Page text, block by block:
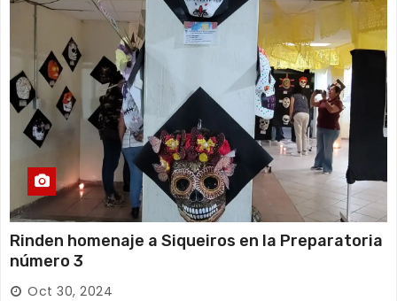
Rinden homenaje a Siqueiros en la Preparatoria
número 3
Oct 30, 2024